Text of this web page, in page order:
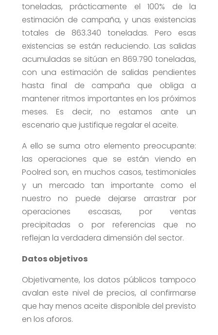
toneladas, prácticamente el 100% de la
estimación de campaña, y unas existencias
totales de 863.340 toneladas. Pero esas
existencias se están reduciendo. Las salidas
acumuladas se sitúan en 869.790 toneladas,
con una estimación de salidas pendientes
hasta final de campaña que obliga a
mantener ritmos importantes en los próximos
meses. Es decir, no estamos ante un
escenario que justifique regalar el aceite.
A ello se suma otro elemento preocupante:
las operaciones que se están viendo en
Poolred son, en muchos casos, testimoniales
y un mercado tan importante como el
nuestro no puede dejarse arrastrar por
operaciones escasas, por ventas
precipitadas o por referencias que no
reflejan la verdadera dimensión del sector.
Datos objetivos
Objetivamente, los datos públicos tampoco
avalan este nivel de precios, al confirmarse
que hay menos aceite disponible del previsto
en los aforos.